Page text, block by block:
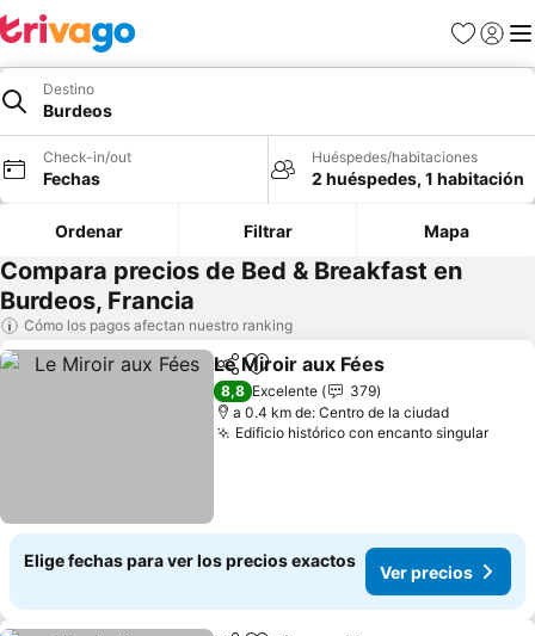
Favoritos
Iniciar
Destino
Burdeos
Check-in/out
Fechas
Huéspedes/habitaciones
2 huéspedes, 1 habitación
Ordenar Filtrar Mapa
Compara precios de Bed & Breakfast en
Burdeos, Francia
Cómo los pagos afectan nuestro ranking
CompartirAgregar a favoritos
Le Miroir aux Fées
8,8 Excelente
379
a 0.4 km de: Centro de la ciudad
Edificio histórico con encanto singular
Elige fechas para ver los precios exactos
Ver precios